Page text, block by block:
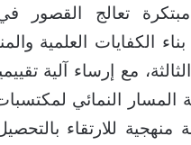
مبتكرة تعالج القصور
بناء الكفايات العلمية
مع إرساء آلية
المسار النمائي
للارتقاء